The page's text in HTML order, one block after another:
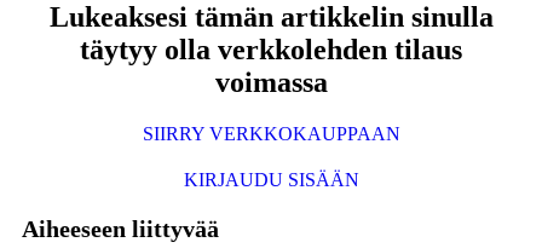
Lukeaksesi tämän artikkelin sinulla
täytyy olla verkkolehden tilaus
voimassa
SIIRRY VERKKOKAUPPAAN
KIRJAUDU SISÄÄN
Aiheeseen liittyvää